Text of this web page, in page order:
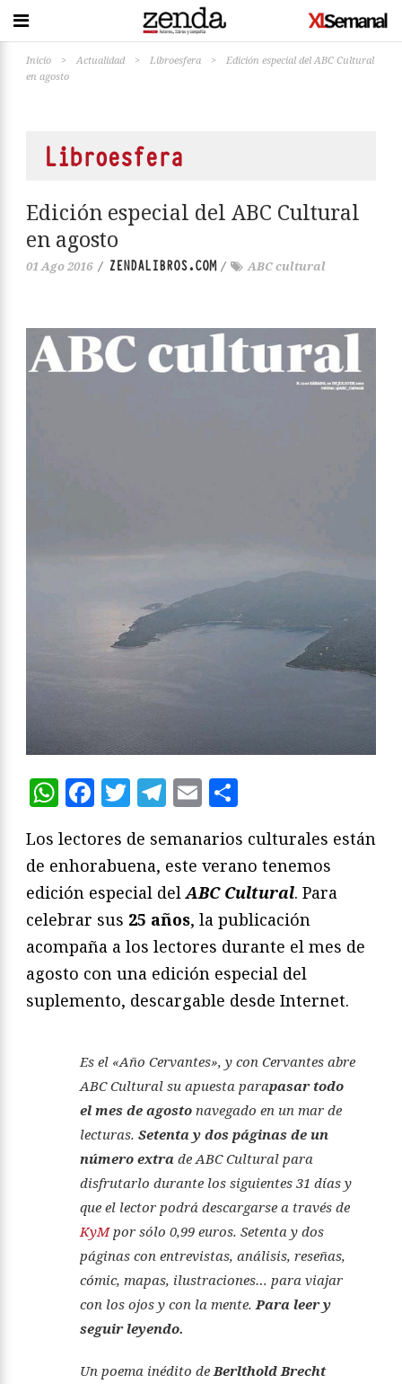
Inicio > Actualidad > Libroesfera >
Edición especial del ABC Cultural
en agosto
Libroesfera
Edición especial del ABC Cultural
en agosto
01 Ago 2016 / ZENDALIBROS.COM/ ABC cultural
WhatsApp
Facebook
Twitter
Telegram
Email
Los lectores de semanarios culturales están
de enhorabuena, este verano tenemos
edición especial delABC Cultural. Para
celebrar sus 25 años, la publicación
acompaña a los lectores durante el mes de
agosto con una edición especial del
suplemento, descargable desde Internet.
Es el «Año Cervantes», y con Cervantes abre
ABC Cultural su apuesta parapasar todo
el mes de agosto navegado en un mar de
lecturas. Setenta y dos páginas de un
número extra de ABC Cultural para
disfrutarlo durante los siguientes 31 días y
que el lector podrá descargarse a través de
KyMpor sólo 0,99 euros. Setenta y dos
páginas con entrevistas, análisis, reseñas,
cómic, mapas, ilustraciones… para viajar
con los ojos y con la mente. Para leer y
seguir leyendo.
Un poema inédito de Berlthold Brecht